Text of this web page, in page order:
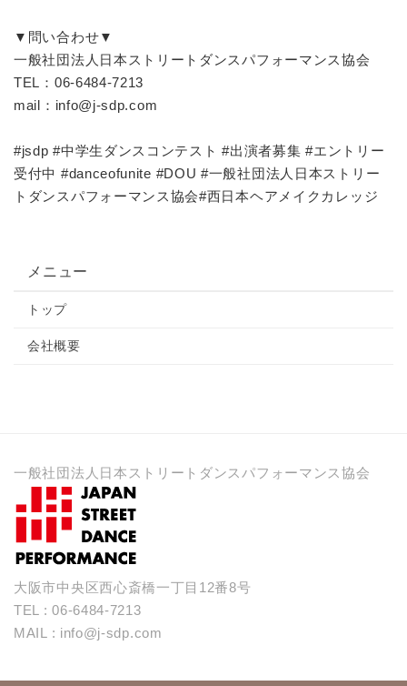
▼問い合わせ▼
一般社団法人日本ストリートダンスパフォーマンス協会
TEL：06-6484-7213
mail：info@j-sdp.com
#jsdp #中学生ダンスコンテスト #出演者募集 #エントリー
受付中 #danceofunite #DOU #一般社団法人日本ストリー
トダンスパフォーマンス協会#西日本ヘアメイクカレッジ
メニュー
トップ
会社概要
一般社団法人日本ストリートダンスパフォーマンス協会
大阪市中央区西心斎橋一丁目12番8号
TEL : 06-6484-7213
MAIL : info@j-sdp.com